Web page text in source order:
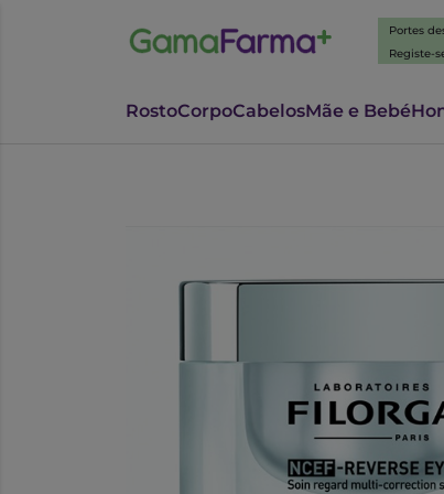
Portes
Registe-
RostoCorpoCabelosMãe e Bebé